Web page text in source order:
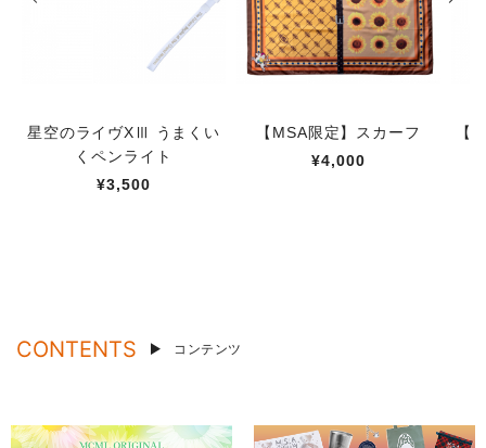
星空のライヴXⅢ うまくい
くペンライト
¥3,500
【MSA限定】スカーフ
¥4,000
【
CONTENTS コンテンツ